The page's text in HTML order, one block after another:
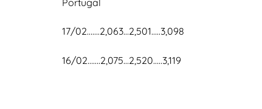
17/02…….2,063…2,501…..3,098
16/02…….2,075…2,520…..3,119